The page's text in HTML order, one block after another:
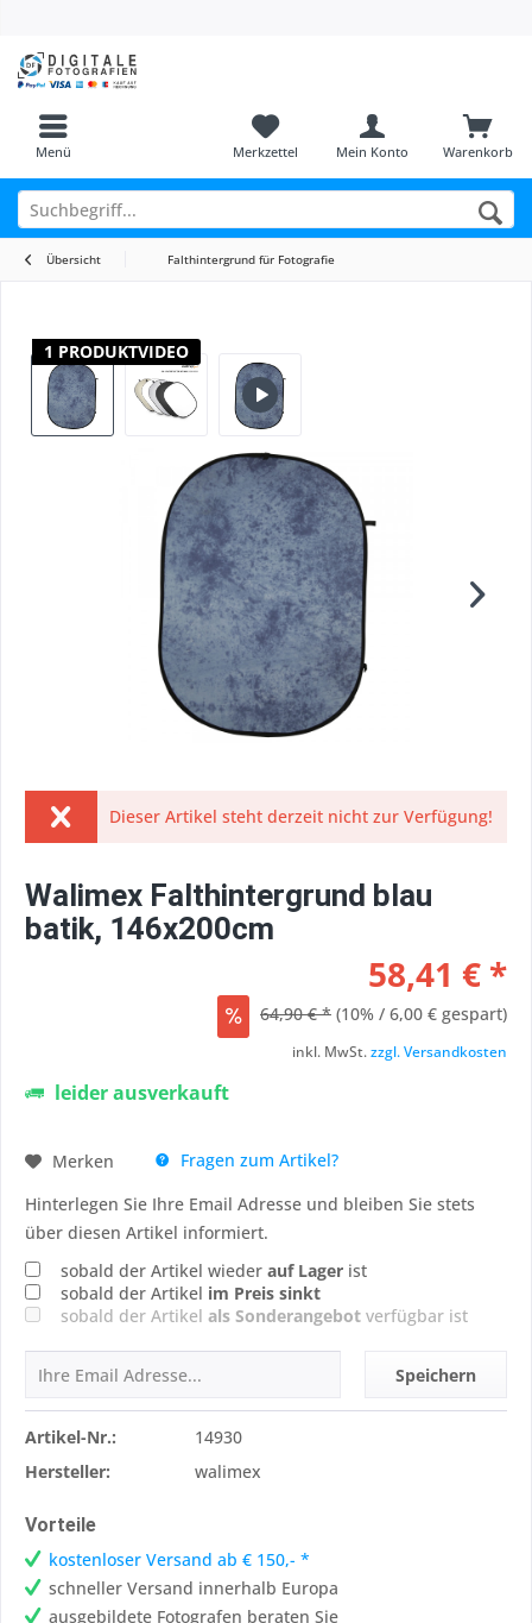
Menü Warenkorb
Merkzettel Mein Konto
Übersicht Falthintergrund für Fotografie
1 PRODUKTVIDEO
Dieser Artikel steht derzeit nicht zur Verfügung!
Walimex Falthintergrund blau
batik, 146x200cm
58,41 € *
64,90 € * (10% / 6,00 € gespart)
inkl. MwSt.zzgl. Versandkosten
leider ausverkauft
Merken
Fragen zum Artikel?
Hinterlegen Sie Ihre Email Adresse und bleiben Sie stets
über diesen Artikel informiert.
sobald der Artikel wieder auf Lager ist
sobald der Artikel im Preis sinkt
sobald der Artikel als Sonderangebot verfügbar ist
Speichern
Artikel-Nr.:
14930
Hersteller:
walimex
Vorteile
kostenloser Versand ab € 150,- *
schneller Versand innerhalb Europa
ausgebildete Fotografen beraten Sie